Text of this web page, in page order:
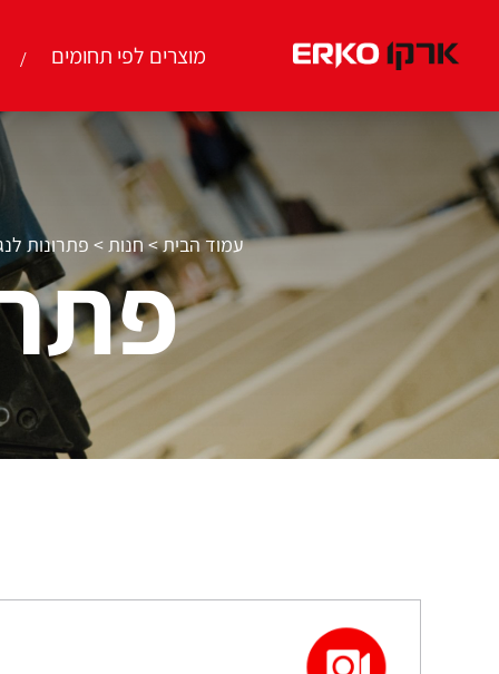
מוצרים לפי תחומים
עמוד הבית>חנות> פתרונות